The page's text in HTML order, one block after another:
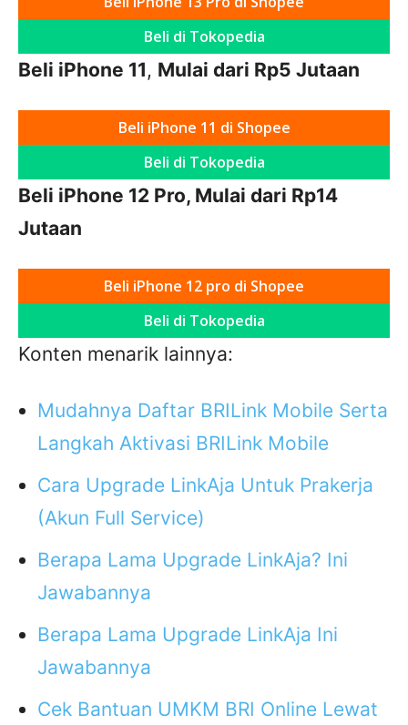
Beli di Tokopedia
Beli iPhone 11, Mulai dari Rp5 Jutaan
Beli iPhone 11 di Shopee
Beli di Tokopedia
Beli iPhone 12 Pro, Mulai dari Rp14
Jutaan
Beli iPhone 12 pro di Shopee
Beli di Tokopedia
Konten menarik lainnya:
Mudahnya Daftar BRILink Mobile Serta
Langkah Aktivasi BRILink Mobile
Cara Upgrade LinkAja Untuk Prakerja
(Akun Full Service)
Berapa Lama Upgrade LinkAja? Ini
Jawabannya
Berapa Lama Upgrade LinkAja Ini
Jawabannya
Cek Bantuan UMKM BRI Online Lewat